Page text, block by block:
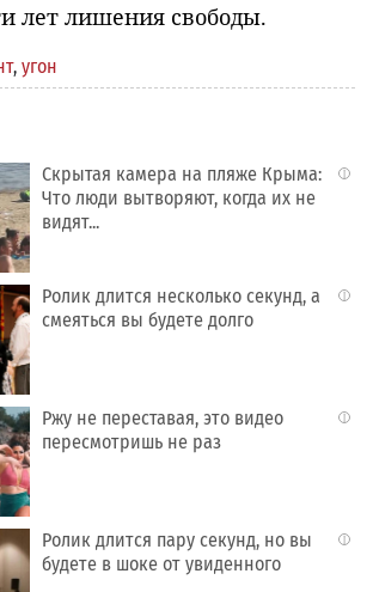
лет лишения свободы.
, угон
i
Скрытая камера на пляже Крыма:
Что люди вытворяют, когда их не
видят...
i
Ролик длится несколько секунд, а
смеяться вы будете долго
i
Ржу не переставая, это видео
пересмотришь не раз
i
Ролик длится пару секунд, но вы
будете в шоке от увиденного